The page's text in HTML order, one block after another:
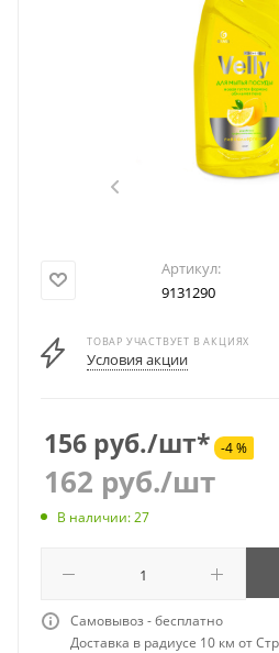
Артикул:
9131290
ТОВАР УЧАСТВУЕТ В АКЦИЯХ
Условия акции
156 руб./шт* -4 %
162 руб./шт
В наличии: 27
Самовывоз - бесплатно
Доставка в радиусе 10 км от